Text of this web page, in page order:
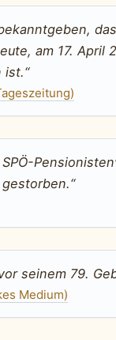
am 17. April
ist.“
seinem 79.
Medium)